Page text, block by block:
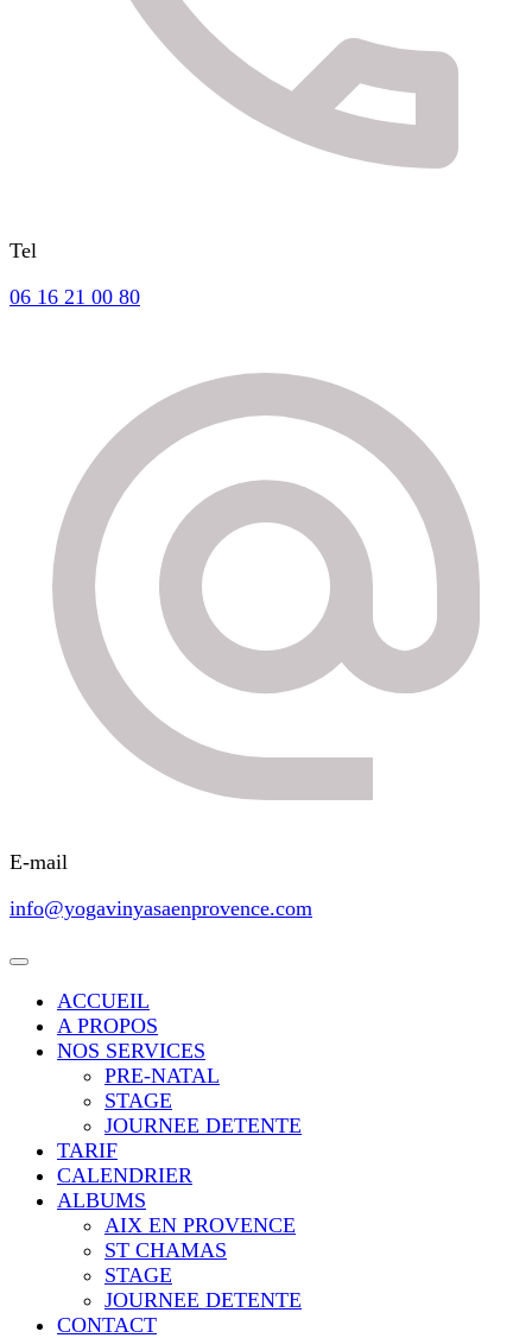
Tel
06 16 21 00 80
E-mail
info@yogavinyasaenprovence.com
ACCUEIL
A PROPOS
NOS SERVICES
PRE-NATAL
STAGE
JOURNEE DETENTE
TARIF
CALENDRIER
ALBUMS
AIX EN PROVENCE
ST CHAMAS
STAGE
JOURNEE DETENTE
CONTACT